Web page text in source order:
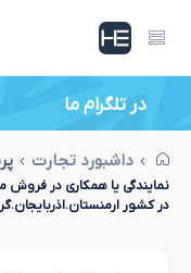
در تلگرام ما
داشبورد تجارت
نمایندگی یا همکاری در فروش
در کشور